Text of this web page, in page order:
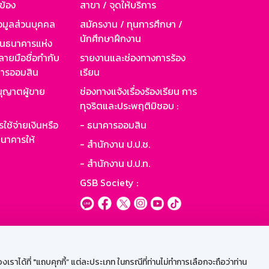
ได้ที่ "แถบคุกกี้” แต่ละประเภท ในกรณีที่ท่านไม่ทำการเลือกจะถือว่าท่าน
อง
มูลส่วนบุคคล
นาคารแห่ง
ายมือชื่อกำกับ
รออมสิน
ญาตผู้ขาย
ช้จ่ายเงินหรือ
คารให้
สาขา / จุดให้บริการ
สมัครงาน / ทุนการศึกษา /
นักศึกษาฝึกงาน
รายงานและช่องทางการร้อง
เรียน
ช่องทางแจ้งเรื่องร้องเรียน การ
ทุจริตและประพฤติมิชอบ :
- ธนาคารออมสิน
- สำนักงาน ป.ป.ช.
- สำนักงาน ป.ป.ท.
GSB Society :